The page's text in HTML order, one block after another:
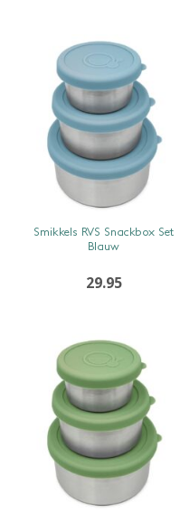
SNEL BEKIJKEN
Smikkels RVS Snackbox Set
Blauw
29.95